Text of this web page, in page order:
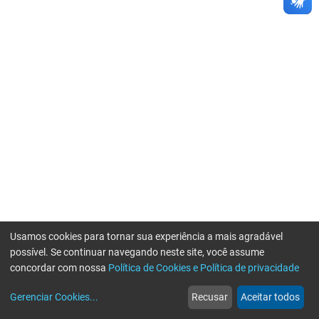
web
Notícias
more_horiz
Mais
Usamos cookies para tornar sua experiência a mais agradável
possível. Se continuar navegando neste site, você assume
concordar com nossa Política de Cookies e Política de privacidade
Gerenciar Cookies... Recusar Aceitar todos